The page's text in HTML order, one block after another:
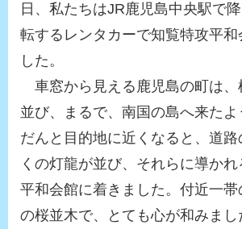
日、私たちはJR鹿児島中央駅で
転するレンタカーで知覧特攻平和
した。
車窓から見える鹿児島の町は、
並び、まるで、南国の島へ来た
だんと目的地に近くなると、道
くの灯龍が並び、それらに導かれ
平和会館に着きました。付近一帯
の桜並木で、とても心が和みまし